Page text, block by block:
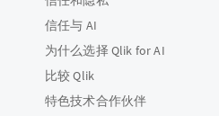
信任与 AI
为什么选择 Qlik for AI
比较 Qlik
特色技术合作伙伴